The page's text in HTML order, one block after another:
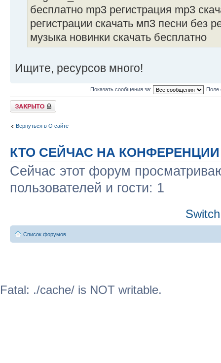
бесплатно mp3 регистрация mp3
регистрации скачать мп3 песни без
музыка новинки скачать бесплатно
Ищите, ресурсов много!
Показать сообщения за: Поле
Закрыто
Вернуться в О сайте
КТО СЕЙЧАС НА КОНФЕРЕНЦИИ
Сейчас этот форум
пользователей и гости: 1
Список форумов
Fatal: ./cache/ is NOT writable.